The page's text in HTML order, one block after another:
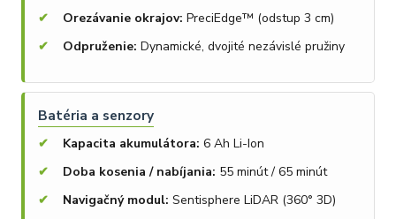
Orezávanie okrajov: PreciEdge™ (odstup 3 cm)
Odpruženie: Dynamické, dvojité nezávislé pružiny
Batéria a senzory
Kapacita akumulátora: 6 Ah Li-Ion
Doba kosenia / nabíjania: 55 minút / 65 minút
Navigačný modul: Sentisphere LiDAR (360° 3D)